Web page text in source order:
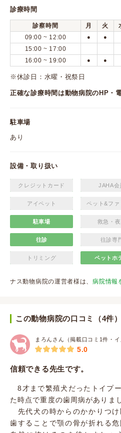
診療時間
診察時間 月 火
09:00 ~ 12:00
● ●
15:00 ~ 17:00
16:00 ~ 19:00 ● ●
※休診日：水曜・祝祭日
正確な診療時間は動物病院のHP・
駐車場
あり
設備・取り扱い
クレジットカード JAHA会
アイペット ペット&ファ
駐車場 救急・夜
往診 往診専
トリミング ペットホ
ナス動物病院の運営者様は、病院情報
この動物病院の口コミ（4件）
まろんさん（掲載口コミ1件・イ
5.0
信頼できる先生です。
8才まで繁殖犬だったトイプ
た時点で重度の歯周病がありま
先代犬の時からのかかりつけ
歯することで顎の骨が折れる